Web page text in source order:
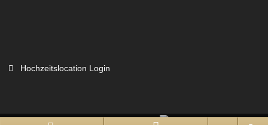
Hochzeitslocation Login
Branchenportal Software made in Germany